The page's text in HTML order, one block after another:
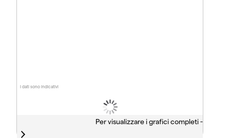
I dati sono indicativi
Per visualizzare i grafici completi -